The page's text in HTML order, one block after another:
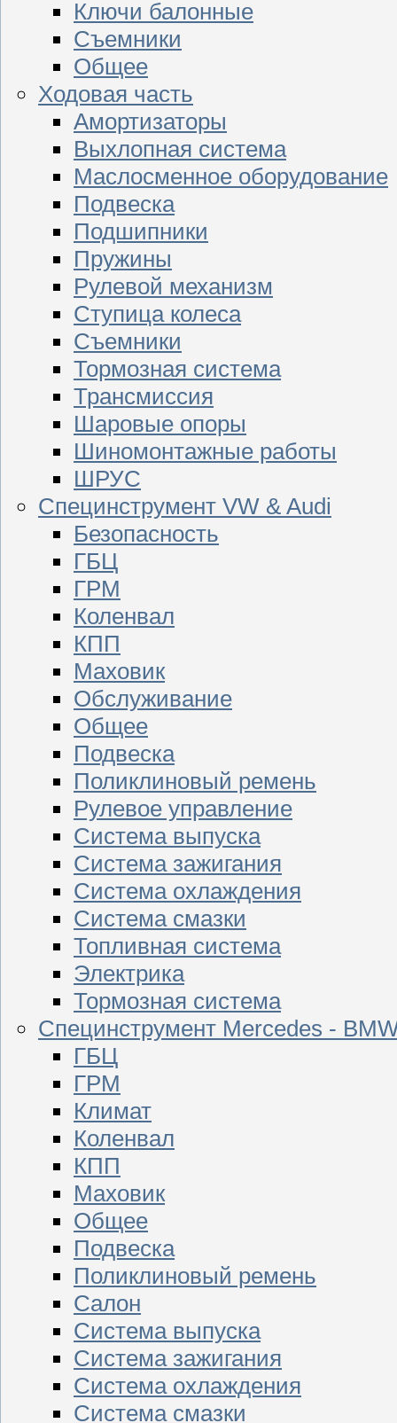
Ключи балонные
Съемники
Общее
Ходовая часть
Амортизаторы
Выхлопная система
Маслосменное оборудование
Подвеска
Подшипники
Пружины
Рулевой механизм
Ступица колеса
Съемники
Тормозная система
Трансмиссия
Шаровые опоры
Шиномонтажные работы
ШРУС
Специнструмент VW & Audi
Безопасность
ГБЦ
ГРМ
Коленвал
КПП
Маховик
Обслуживание
Общее
Подвеска
Поликлиновый ремень
Рулевое управление
Система выпуска
Система зажигания
Система охлаждения
Система смазки
Топливная система
Электрика
Тормозная система
Специнструмент Mercedes -
ГБЦ
ГРМ
Климат
Коленвал
КПП
Маховик
Общее
Подвеска
Поликлиновый ремень
Салон
Система выпуска
Система зажигания
Система охлаждения
Система смазки